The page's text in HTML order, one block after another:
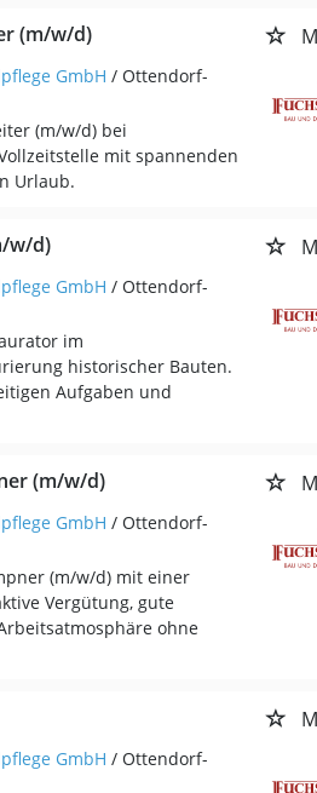
(m/w/d)
GmbH / Ottendorf-
(m/w/d) bei
mit spannenden
Urlaub.
w/d)
GmbH / Ottendorf-
im
historischer Bauten.
Aufgaben und
(m/w/d)
GmbH / Ottendorf-
(m/w/d) mit einer
Vergütung, gute
ohne
GmbH / Ottendorf-